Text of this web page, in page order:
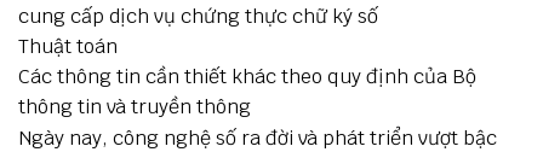
cung cấp dịch vụ chứng thực chữ ký số
Thuật toán
Các thông tin cần thiết khác theo quy định của Bộ
thông tin và truyền thông
Ngày nay, công nghệ số ra đời và phát triển vượt bậc